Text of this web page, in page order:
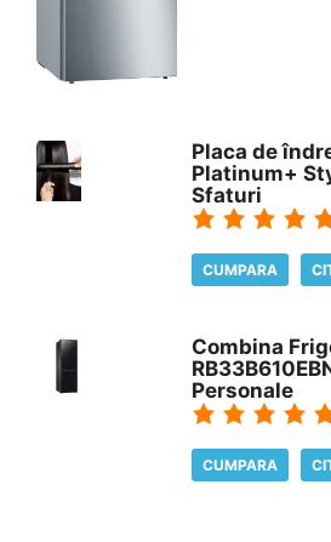
Placa de
Platinum+
Sfaturi
CUMPARA
Combina
Personale
CUMPARA